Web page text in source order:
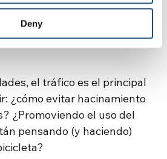
Deny
en algunas
podrá decir si este es el
primeros ejemplos y
el tráfico es el principal
¿cómo evitar hacinamiento
¿Promoviendo el uso del
pensando (y haciendo)